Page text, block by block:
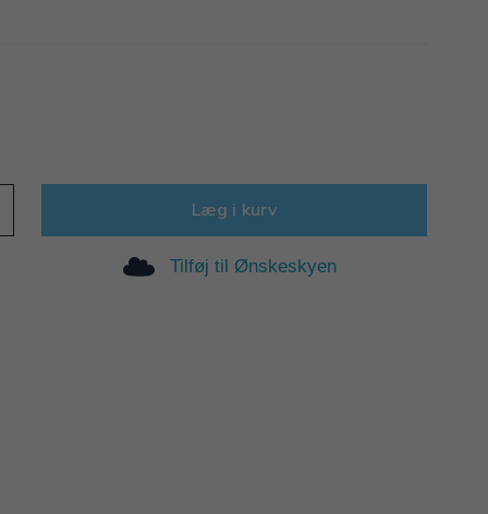
Læg i kurv
Tilføj til Ønskeskyen